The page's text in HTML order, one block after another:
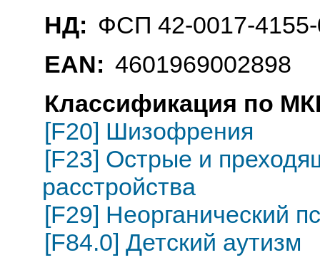
НД: ФСП 42-0017-
EAN: 4601969002898
Классификация по
[F20] Шизофрения
[F23] Острые и
расстройства
[F29] Неорганический
[F84.0] Детский аутизм